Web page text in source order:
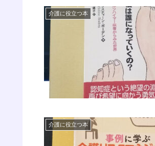
介護に役立つ本
介護に役立つ本